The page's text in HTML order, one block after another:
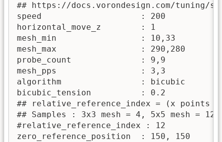
## https://docs.vorondesign.com/tuning/
speed                    : 200
horizontal_move_z        : 1
mesh_min                 : 10,33
mesh_max                 : 290,280
probe_count              : 9,9
mesh_pps                 : 3,3
algorithm                : bicubic
bicubic_tension          : 0.2
## relative_reference_index = (x
## Samples : 3x3 mesh = 4, 5x5 mesh =
#relative_reference_index : 12
zero_reference_position  : 150, 150